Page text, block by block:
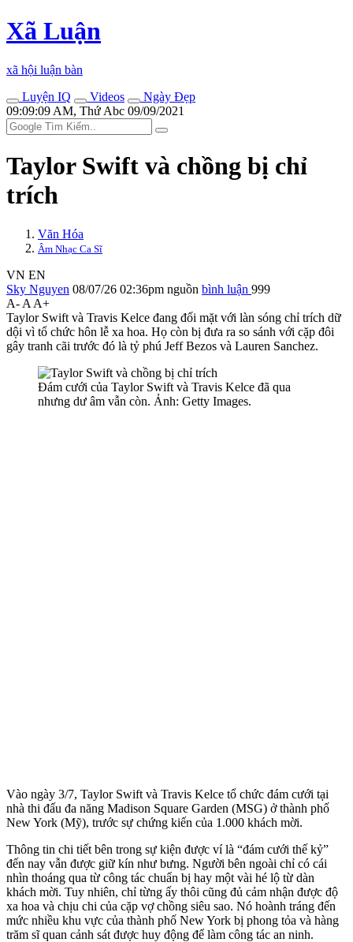
Xã Luận
xã hội luận bàn
Luyện IQ
Videos
Ngày Đẹp
09:09:09 AM, Thứ Abc 09/09/2021
Taylor Swift và chồng bị chỉ
trích
Văn Hóa
Âm Nhạc Ca Sĩ
VN EN
Sky Nguyen 08/07/26 02:36pm nguồn bình luận 999
A- A A+
Taylor Swift và Travis Kelce đang đối mặt với làn sóng chỉ trích dữ
dội vì tổ chức hôn lễ xa hoa. Họ còn bị đưa ra so sánh với cặp đôi
gây tranh cãi trước đó là tỷ phú Jeff Bezos và Lauren Sanchez.
Đám cưới của Taylor Swift và Travis Kelce đã qua
nhưng dư âm vẫn còn. Ảnh: Getty Images.
Vào ngày 3/7, Taylor Swift và Travis Kelce tổ chức đám cưới tại
nhà thi đấu đa năng Madison Square Garden (MSG) ở thành phố
New York (Mỹ), trước sự chứng kiến của 1.000 khách mời.
Thông tin chi tiết bên trong sự kiện được ví là “đám cưới thế kỷ”
đến nay vẫn được giữ kín như bưng. Người bên ngoài chỉ có cái
nhìn thoáng qua từ công tác chuẩn bị hay một vài hé lộ từ dàn
khách mời. Tuy nhiên, chỉ từng ấy thôi cũng đủ cảm nhận được độ
xa hoa và chịu chi của cặp vợ chồng siêu sao. Nó hoành tráng đến
mức nhiều khu vực của thành phố New York bị phong tỏa và hàng
trăm sĩ quan cảnh sát được huy động để làm công tác an ninh.